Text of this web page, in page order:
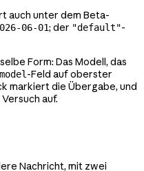
auch unter dem Beta-
06-01; der "default"-
Form: Das Modell, das
model -Feld auf oberster
markiert die Übergabe, und
auf.
Nachricht, mit zwei